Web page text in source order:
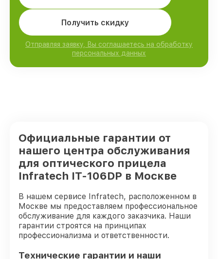
Получить скидку
Отправляя заявку, Вы соглашаетесь на обработку
персональных данных
Официальные гарантии от
нашего центра обслуживания
для оптического прицела
Infratech IT-106DP в Москве
В нашем сервисе Infratech, расположенном в
Москве мы предоставляем профессиональное
обслуживание для каждого заказчика. Наши
гарантии строятся на принципах
профессионализма и ответственности.
Технические гарантии и наши